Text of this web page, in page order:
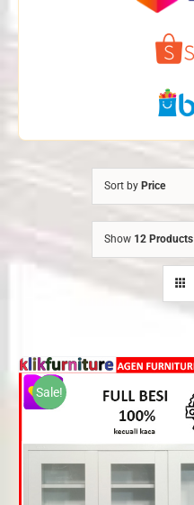
Sort by Price
Show 12 Products
Sale!